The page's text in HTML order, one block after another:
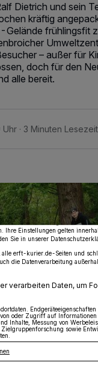
Dietrich und sein
kräftig
Gelände frühlingsfit
– außer für
doch für den
alle bereit.
Uhr 3 Minuten Lesezeit
auf Vordermann.
speichern und greifen auf
Kennungen auf Ihrem
Ihnen Dienste
sind, sind manche Inhalte
so relevant für Sie. Sie können
zu ändern oder Ihre
Link Einstellungen oder
Ihre Einstellungen gelten
Sie in unserer
alle erft-kurier.de-Seiten und
die Datenverarbeitung
verarbeiten Daten, um
oder Zugriff auf Informationen
Inhalte, Messung von
Zielgruppenforschung sowie